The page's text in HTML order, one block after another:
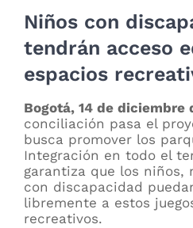
Niños con
tendrán acceso
espacios
Bogotá, 14 de diciembre
conciliación pasa el
busca promover los
Integración en todo el
garantiza que los niños,
con discapacidad
libremente a estos
recreativos.